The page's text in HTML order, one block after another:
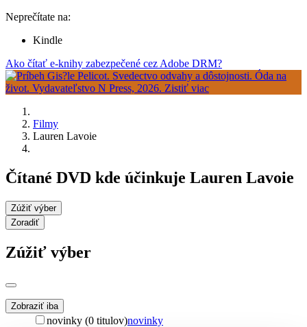
Neprečítate na:
Kindle
Ako čítať e-knihy zabezpečené cez Adobe DRM?
Filmy
Lauren Lavoie
Čítané DVD kde účinkuje Lauren Lavoie
Zúžiť výber
Zoradiť
Zúžiť výber
Zobraziť iba
novinky (0 titulov)novinky